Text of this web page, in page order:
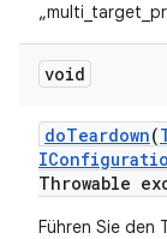
void
doTeardown(
Throwable
Führen Sie den